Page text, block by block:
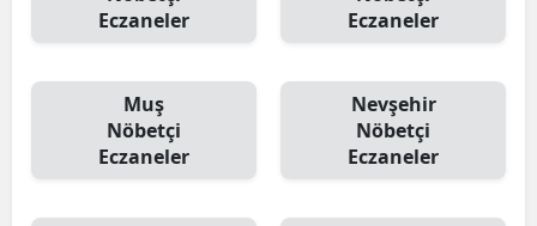
Eczaneler
Eczaneler
Muş
Nöbetçi
Eczaneler
Nevşehir
Nöbetçi
Eczaneler